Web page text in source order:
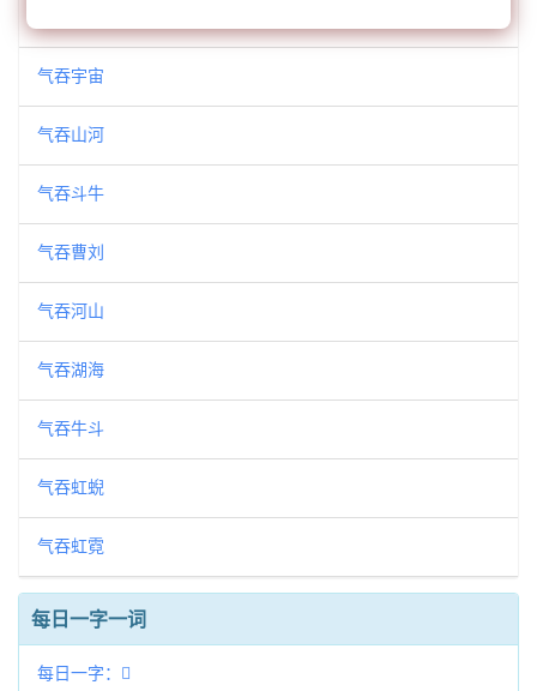
气吞宇宙
气吞山河
气吞斗牛
气吞曹刘
气吞河山
气吞湖海
气吞牛斗
气吞虹蜺
气吞虹霓
每日一字一词
每日一字：𩡝